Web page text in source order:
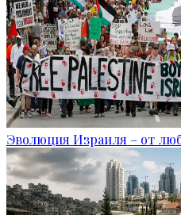
Эволюция Израиля – от